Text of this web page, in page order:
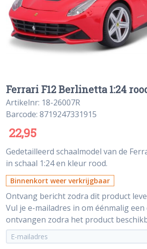
Ferrari F12 Berlinetta 1:24
Artikelnr: 18-26007R
Barcode: 8719247331915
22,95
Gedetailleerd schaalmodel van de
in schaal 1:24 en kleur rood.
Binnenkort weer verkrijgbaar
Ontvang bericht zodra dit product
Vul je e-mailadres in om éénmalig een
ontvangen zodra het product